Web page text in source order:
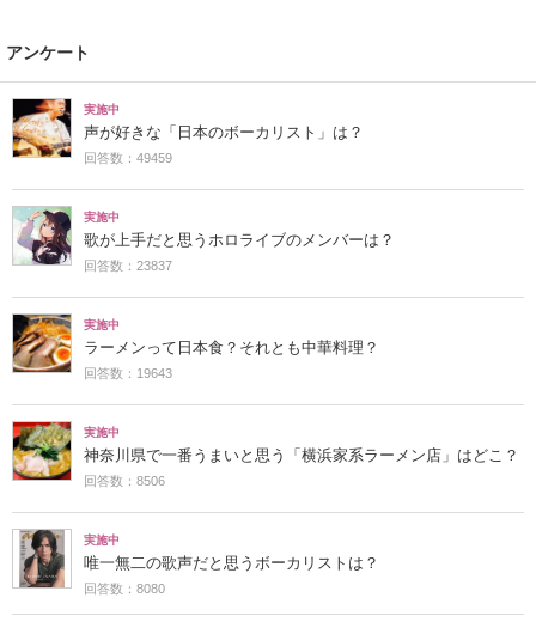
アンケート
実施中
声が好きな「日本のボーカリスト」は？
回答数：49459
実施中
歌が上手だと思うホロライブのメンバーは？
回答数：23837
実施中
ラーメンって日本食？それとも中華料理？
回答数：19643
実施中
神奈川県で一番うまいと思う「横浜家系ラーメン店」はどこ？
回答数：8506
実施中
唯一無二の歌声だと思うボーカリストは？
回答数：8080